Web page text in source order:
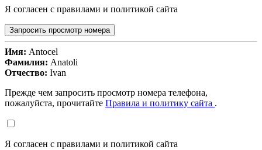
Я согласен с правилами и политикой сайта
Запросить просмотр номера
Имя: Antocel
Фамилия: Anatoli
Отчество: Ivan
Прежде чем запросить просмотр номера телефона,
пожалуйста, прочитайте Правила и политику сайта .
Я согласен с правилами и политикой сайта